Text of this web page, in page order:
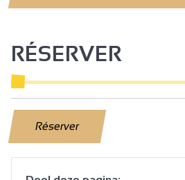
RÉSERVER
Réserver